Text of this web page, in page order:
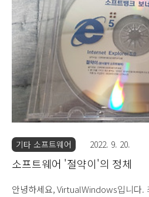
Internet Explorer' 문구가 오른쪽으
는 버튼이 나옵니다. 이 상태에서 잠금
그림이 바들바들 떨기 시작하는데요
로 가져다놓으면갑자기 지구 ..
기타 소프트웨어 2022. 9. 20.
소프트웨어 '절약이'의 정체
안녕하세요, VirtualWindows입니다.